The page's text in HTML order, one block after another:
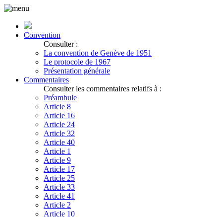
Convention
Consulter :
La convention de Genève de 1951
Le protocole de 1967
Présentation générale
Commentaires
Consulter les commentaires relatifs à :
Préambule
Article 8
Article 16
Article 24
Article 32
Article 40
Article 1
Article 9
Article 17
Article 25
Article 33
Article 41
Article 2
Article 10